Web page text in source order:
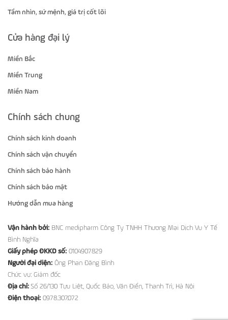
Tầm nhìn, sứ mệnh, giá trị cốt lõi
Cửa hàng đại lý
Miền Bắc
Miền Trung
Miền Nam
Chính sách chung
Chính sách kinh doanh
Chính sách vận chuyển
Chính sách bảo hành
Chính sách bảo mật
Hướng dẫn mua hàng
Vận hành bởi: BNC medipharm Công Ty TNHH Thương Mại Dịch Vụ Y Tế
Bình Nghĩa
Giấy phép ĐKKD số: 0104907829
Người đại diện: Ông Phan Đăng Bình
Chức vụ: Giám đốc
Địa chỉ: Số 26/130 Tựu Liệt, Quốc Bảo, Văn Điển, Thanh Trì, Hà Nội
Điện thoại: 0978.307.072